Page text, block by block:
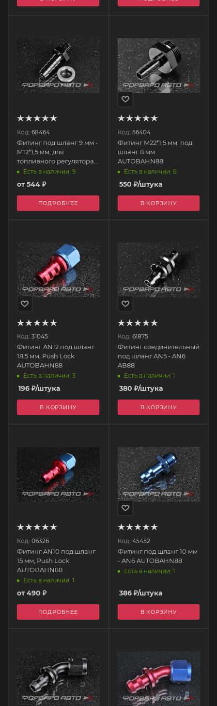
Код: 68464
Фитинг под шланг 9 мм -
M12*1,5 мм, для
топливного регулятора
AB88
Есть в наличии: 9
от544 ₽
ПОДРОБНЕЕ
Код: 56404
Фитинг M22*1,5 мм; под
шланг 8 мм
AUTOBAHN88
Есть в наличии: 6
550 ₽/штука
В КОРЗИНУ
Код: 31045
Фитинг AN12 под шланг
18,5 мм, Push Lock
AUTOBAHN88
Есть в наличии: 3
196 ₽/штука
В КОРЗИНУ
Код: 61875
Фитинг соединительный
под шланг AN5 - AN6
AB88
Есть в наличии: 1
380 ₽/штука
В КОРЗИНУ
Код: 06326
Фитинг AN10 под шланг
15 мм, Push Lock
AUTOBAHN88
Есть в наличии: 1
от490 ₽
ПОДРОБНЕЕ
Код: 45452
Фитинг под шланг 10 мм
- AN6 AUTOBAHN88
Есть в наличии: 1
386₽/штука
В КОРЗИНУ